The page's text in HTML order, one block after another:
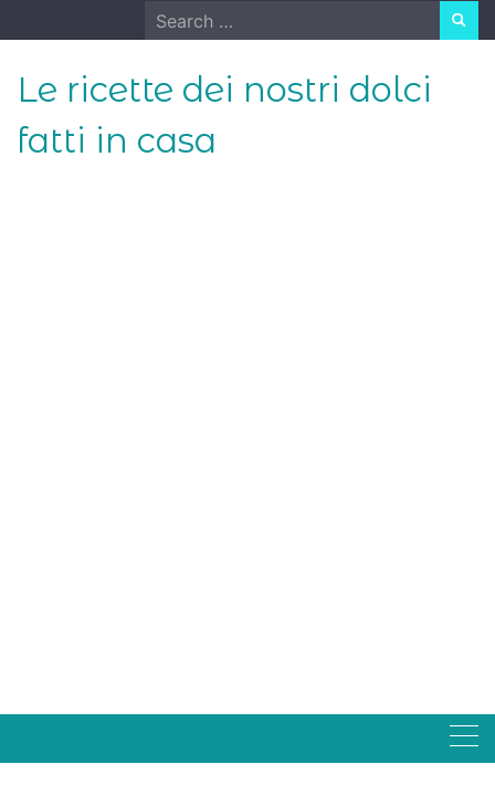
to
Search
for:
Le ricette dei nostri dolci
fatti in casa